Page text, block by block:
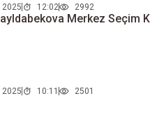
2025 12:02 2992
Merkez Seçim
2025 10:11 2501